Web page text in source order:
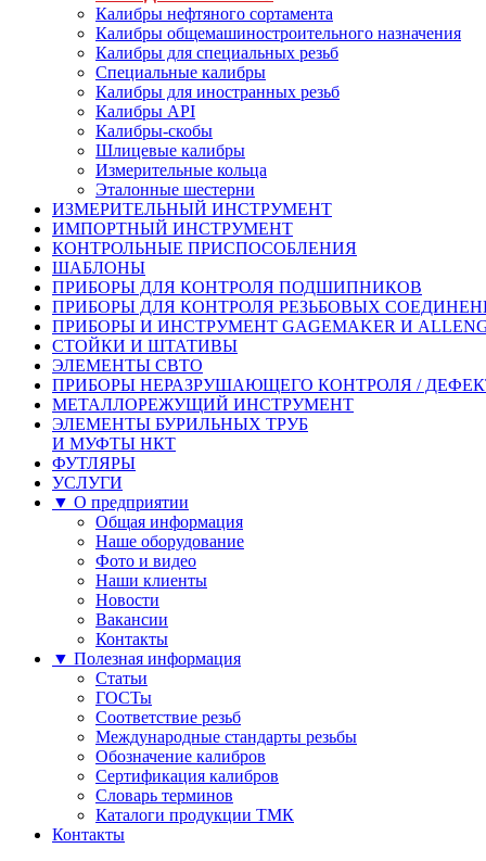
Калибры нефтяного сортамента
Калибры общемашиностроительного назначения
Калибры для специальных резьб
Специальные калибры
Калибры для иностранных резьб
Калибры API
Калибры-скобы
Шлицевые калибры
Измерительные кольца
Эталонные шестерни
ИЗМЕРИТЕЛЬНЫЙ ИНСТРУМЕНТ
ИМПОРТНЫЙ ИНСТРУМЕНТ
КОНТРОЛЬНЫЕ ПРИСПОСОБЛЕНИЯ
ШАБЛОНЫ
ПРИБОРЫ ДЛЯ КОНТРОЛЯ ПОДШИПНИКОВ
ПРИБОРЫ ДЛЯ КОНТРОЛЯ РЕЗЬБОВЫХ
ПРИБОРЫ И ИНСТРУМЕНТ GAGEMAKER И
СТОЙКИ И ШТАТИВЫ
ЭЛЕМЕНТЫ СВТО
ПРИБОРЫ НЕРАЗРУШАЮЩЕГО КОНТРОЛЯ /
МЕТАЛЛОРЕЖУЩИЙ ИНСТРУМЕНТ
ЭЛЕМЕНТЫ БУРИЛЬНЫХ ТРУБ
И МУФТЫ НКТ
ФУТЛЯРЫ
УСЛУГИ
▼ О предприятии
Общая информация
Наше оборудование
Фото и видео
Наши клиенты
Новости
Вакансии
Контакты
▼ Полезная информация
Статьи
ГОСТы
Соответствие резьб
Международные стандарты резьбы
Обозначение калибров
Сертификация калибров
Словарь терминов
Каталоги продукции ТМК
Контакты